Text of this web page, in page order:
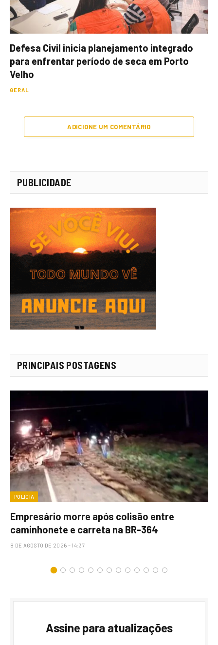
Defesa Civil inicia planejamento integrado
para enfrentar período de seca em Porto
Velho
GERAL
ADICIONE UM COMENTÁRIO
PUBLICIDADE
PRINCIPAIS POSTAGENS
POLICIA
Empresário morre após colisão entre
caminhonete e carreta na BR-364
8 DE AGOSTO DE 2026 – 14:37
Assine para atualizações